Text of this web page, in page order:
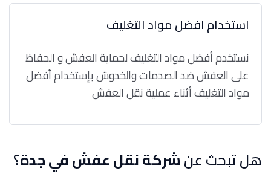
استخدام افضل مواد التغليف
نستخدم أفضل مواد التغليف لحماية العفش و الحفاظ
على العفش ضد الصدمات والخدوش بإستخدام أفضل
مواد التغليف أثناء عملية نقل العفش
هل تبحث عنشركة نقل عفش في جدة؟